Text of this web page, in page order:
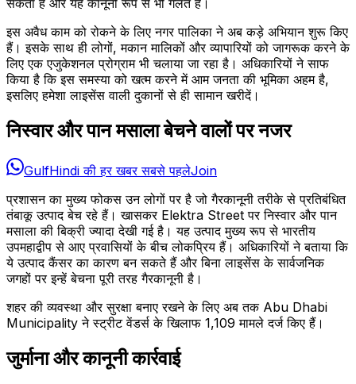
इस अवैध काम को रोकने के लिए नगर पालिका ने अब कड़े अभियान शुरू किए
हैं। इसके साथ ही लोगों, मकान मालिकों और व्यापारियों को जागरूक करने के
लिए एक एजुकेशनल प्रोग्राम भी चलाया जा रहा है। अधिकारियों ने साफ
किया है कि इस समस्या को खत्म करने में आम जनता की भूमिका अहम है,
इसलिए हमेशा लाइसेंस वाली दुकानों से ही सामान खरीदें।
निस्वार और पान मसाला बेचने वालों पर नजर
GulfHindi की हर खबर सबसे पहलेJoin
प्रशासन का मुख्य फोकस उन लोगों पर है जो गैरकानूनी तरीके से प्रतिबंधित
तंबाकू उत्पाद बेच रहे हैं। खासकर Elektra Street पर निस्वार और पान
मसाला की बिक्री ज्यादा देखी गई है। यह उत्पाद मुख्य रूप से भारतीय
उपमहाद्वीप से आए प्रवासियों के बीच लोकप्रिय हैं। अधिकारियों ने बताया कि
ये उत्पाद कैंसर का कारण बन सकते हैं और बिना लाइसेंस के सार्वजनिक
जगहों पर इन्हें बेचना पूरी तरह गैरकानूनी है।
शहर की व्यवस्था और सुरक्षा बनाए रखने के लिए अब तक Abu Dhabi
Municipality ने स्ट्रीट वेंडर्स के खिलाफ 1,109 मामले दर्ज किए हैं।
जुर्माना और कानूनी कार्रवाई